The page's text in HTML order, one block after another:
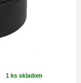
1 ks skladom